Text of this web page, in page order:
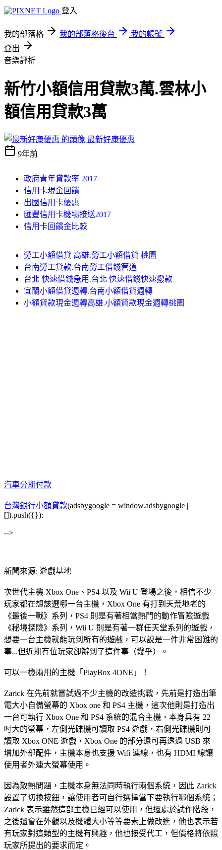
登入
我的部落格 我的部落格後台
我的帳號
登出
音樂評析
新竹小額信用貸款3萬.雲林小
額信用貸款3萬
最新好康優惠
9年前
政府青年貸款率 2017
信用卡現金回饋
出國信用卡優惠
匯豐信用卡機場接送2017
信用卡回饋金比較
勞工小額借貸 高雄.勞工小額借貸 桃園
台南勞工貸款.台南勞工借錢管道
台北 快速借錢急用.台北 快速借錢快速撥款
宜蘭小額借貸週轉.台南小額借貸週轉
小額貸款現金週轉高雄.小額貸款現金週轉桃園
汽車分期付款
台灣銀行小額貸款(adsbygoogle = window.adsbygoogle ||
[]).push({});
-->
新聞來源: 遊戲基地
次世代主機 Xbox One、PS4 以及 Wii U 登場之後，相信不少
玩家都在想該選哪一台主機，Xbox One 有打到天荒地老的
《最後一戰》系列，PS4 則是有著相當熱門的動作冒險遊戲
《秘境探險》系列，Wii U 則是有著一群任天堂系列的遊戲，
想要一台主機就能玩到所有的遊戲，可以說是一件非常困難的
事...但近期有位玩家卻辦到了這件事（幾乎）。
可以一機兩用的主機「PlayBox 4ONE」！
Zarick 在先前就嘗試過不少主機的改造挑戰，先前是打造出筆
電大小自備螢幕的 Xbox one 和 PS4 主機，這次他則是打造出
一台可執行 Xbox One 和 PS4 系統的混合主機，本身具有 22
吋大的螢幕，左側光碟機可讀取 PS4 遊戲，右側光碟機則可
讀取 Xbox ONE 遊戲，Xbox One 的部分還可再透過 USB 來
增加外部配件，主機本身也支援 Wifi 連線，也有 HDMI 線讓
使用者外連大螢幕使用。
因為散熱問題，主機本身無法同時執行兩個系統，因此 Zarick
設置了切換按鈕，讓使用者可自行選擇當下要執行哪個系統；
Zarick 表示雖然這部主機已經可以使用，但還處於試作階段，
之後還會在外觀以及機體大小等等要素上做改進，他也表示若
有玩家對這類型的主機有興趣，他也接受代工，但價格將依照
玩家所提出的要求而定。